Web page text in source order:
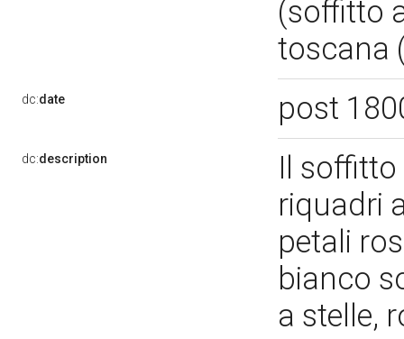
(soffitto
toscana
dc:date post
dc:description
Il
riquadri
petali
bianco
a stelle,